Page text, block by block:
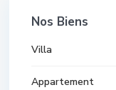
Nos Biens
Villa
Appartement